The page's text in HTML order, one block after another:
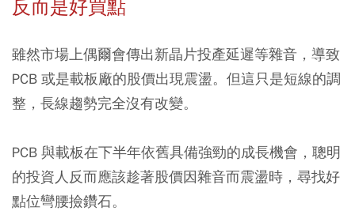
反而是好買點
雖然市場上偶爾會傳出新晶片投產延遲等雜音，導致
PCB 或是載板廠的股價出現震盪。但這只是短線的調
整，長線趨勢完全沒有改變。
PCB 與載板在下半年依舊具備強勁的成長機會，聰明
的投資人反而應該趁著股價因雜音而震盪時，尋找好
點位彎腰撿鑽石。